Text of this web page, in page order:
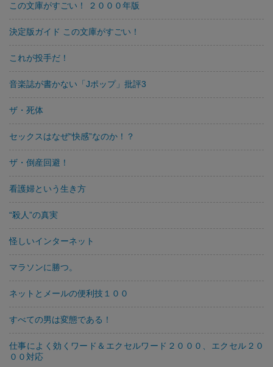
この文庫がすごい！ ２０００年版
決定版ガイド この文庫がすごい！
これが投手だ！
音楽誌が書かない「Jポップ」批評3
ザ・死体
セックスはなぜ“快感”なのか！？
ザ・倒産回避！
看護婦という生き方
“殺人”の真実
怪しいインターネット
マラソンに勝つ。
ネットとメールの便利技１００
すべての男は変態である！
仕事によく効くワード＆エクセルワード２０００、エクセル２０
００対応